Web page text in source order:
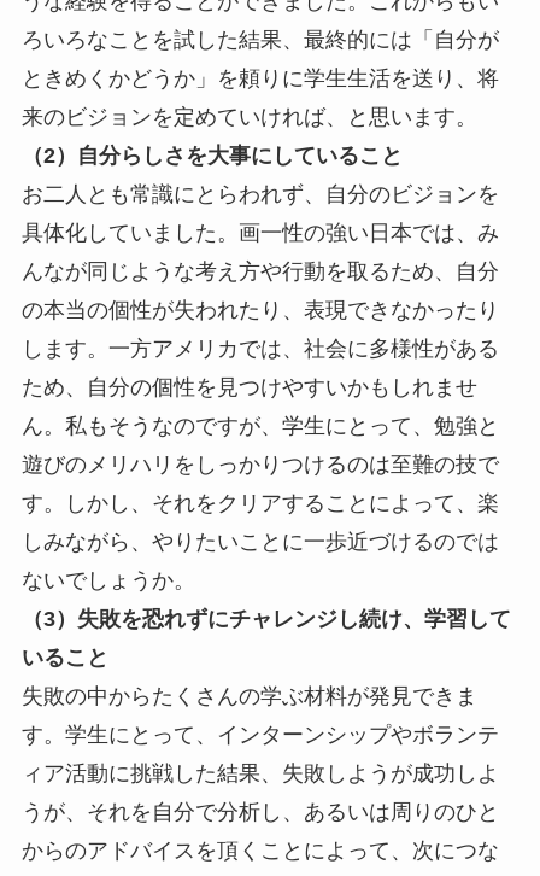
ろいろなことを試した結果、最終的には「自分が
ときめくかどうか」を頼りに学生生活を送り、将
来のビジョンを定めていければ、と思います。
（2）自分らしさを大事にしていること
お二人とも常識にとらわれず、自分のビジョンを
具体化していました。画一性の強い日本では、み
んなが同じような考え方や行動を取るため、自分
の本当の個性が失われたり、表現できなかったり
します。一方アメリカでは、社会に多様性がある
ため、自分の個性を見つけやすいかもしれませ
ん。私もそうなのですが、学生にとって、勉強と
遊びのメリハリをしっかりつけるのは至難の技で
す。しかし、それをクリアすることによって、楽
しみながら、やりたいことに一歩近づけるのでは
ないでしょうか。
（3）失敗を恐れずにチャレンジし続け、学習して
いること
失敗の中からたくさんの学ぶ材料が発見できま
す。学生にとって、インターンシップやボランテ
ィア活動に挑戦した結果、失敗しようが成功しよ
うが、それを自分で分析し、あるいは周りのひと
からのアドバイスを頂くことによって、次につな